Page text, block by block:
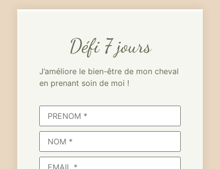
Défi 7 jours
J’améliore le bien-être de mon cheval
en prenant soin de moi !